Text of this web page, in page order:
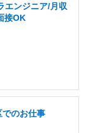
エンジニア/月収
接OK
でのお仕事